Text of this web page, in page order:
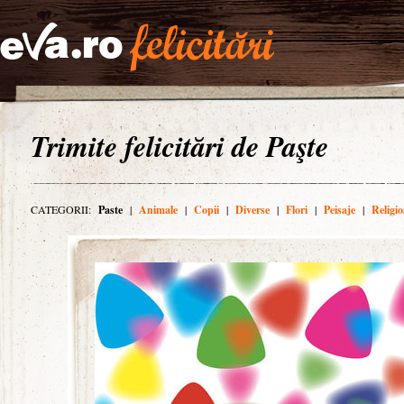
Trimite felicitări de Paşte
CATEGORII: Paste | Animale | Copii | Diverse | Flori | Peisaje |